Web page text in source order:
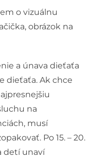
o vizuálnu
obrázok na
a únava dieťaťa
dieťaťa. Ak chce
na
musí
Po 15. – 20.
detí unaví